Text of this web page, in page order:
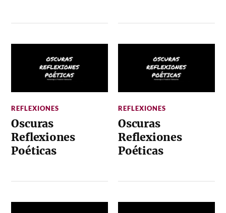
REFLEXIONES
Oscuras
Reflexiones
Poéticas
REFLEXIONES
Oscuras
Reflexiones
Poéticas